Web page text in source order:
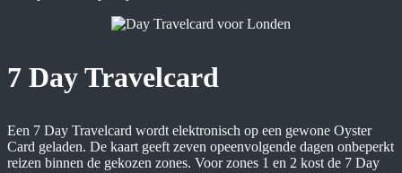
7 Day Travelcard
Een 7 Day Travelcard wordt elektronisch op een gewone Oyster
Card geladen. De kaart geeft zeven opeenvolgende dagen onbeperkt
reizen binnen de gekozen zones. Voor zones 1 en 2 kost de 7 Day